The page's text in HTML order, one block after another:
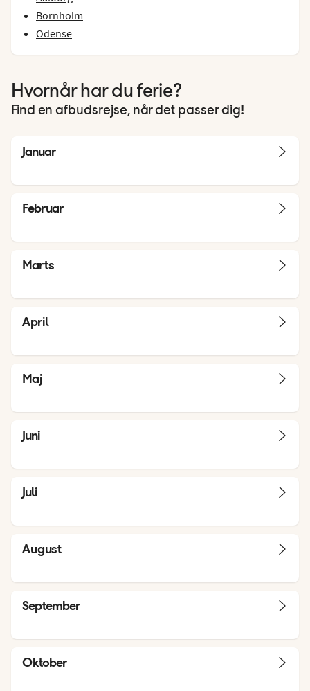
Bornholm
Odense
Hvornår har du ferie?
Find en afbudsrejse, når det passer dig!
Januar
Februar
Marts
April
Maj
Juni
Juli
August
September
Oktober